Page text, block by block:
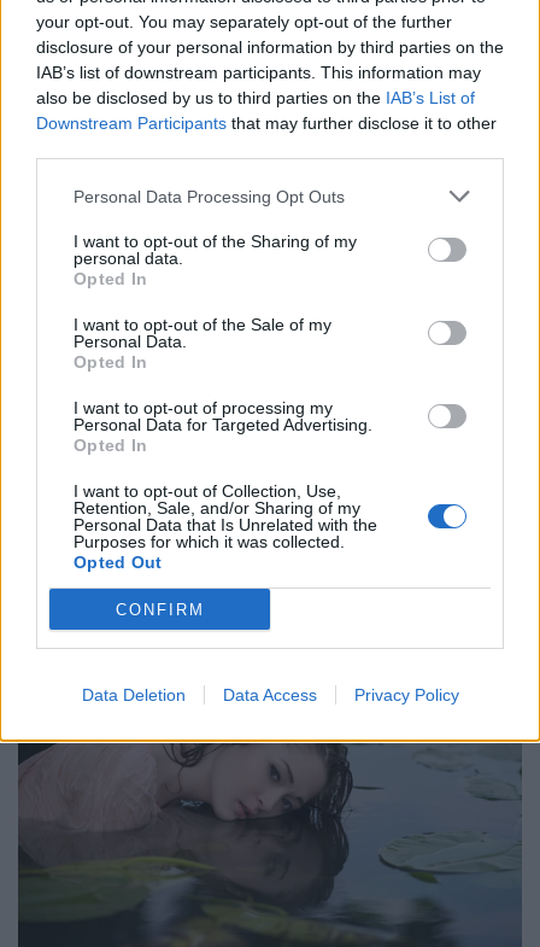
your opt-out. You may separately opt-out of the further
disclosure of your personal information by third parties on the
IAB’s list of downstream participants. This information may
also be disclosed by us to third parties on the IAB’s List of
Downstream Participants that may further disclose it to other
Personal Data Processing Opt Outs
I want to opt-out of the Sharing of my
personal data.
Opted In
I want to opt-out of the Sale of my
Personal Data.
Opted In
I want to opt-out of processing my
Personal Data for Targeted Advertising.
Opted In
I want to opt-out of Collection, Use,
Retention, Sale, and/or Sharing of my
Personal Data that Is Unrelated with the
Purposes for which it was collected.
Opted Out
CONFIRM
Data Deletion Data Access Privacy Policy